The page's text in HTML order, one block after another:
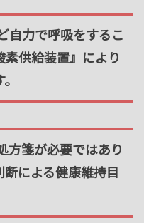
自力で呼吸をするこ
素供給装置』により
方箋が必要ではあり
による健康維持目